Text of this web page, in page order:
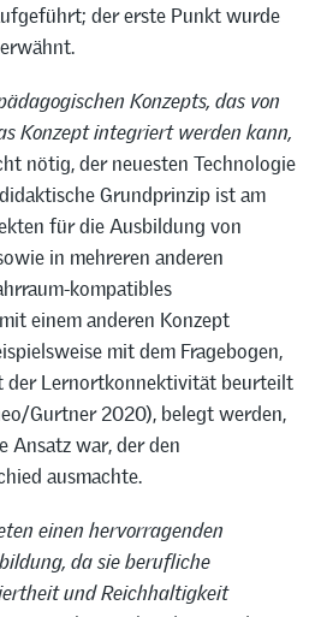
der erste Punkt wurde
Konzepts, das von
Konzept integriert werden kann,
nötig, der neuesten Technologie
Grundprinzip ist am
für die Ausbildung von
in mehreren anderen
kompatibles
einem anderen Konzept
mit dem Fragebogen,
der Lernortkonnektivität beurteilt
Gurtner 2020), belegt werden,
Ansatz war, der den
ausmachte.
einen hervorragenden
da sie berufliche
und Reichhaltigkeit